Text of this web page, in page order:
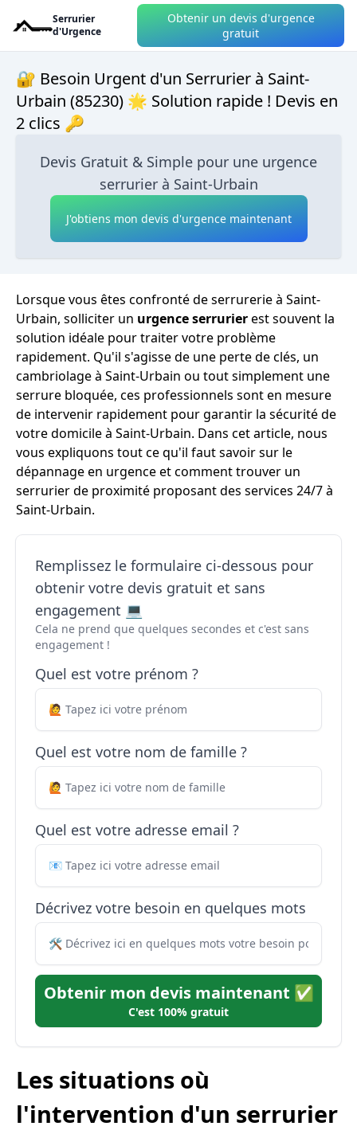
Serrurier
d'Urgence
Obtenir un devis d'urgence
gratuit
🔐 Besoin Urgent d'un Serrurier à Saint-
Urbain (85230) 🌟 Solution rapide ! Devis en
2 clics 🔑
Devis Gratuit & Simple pour une urgence
serrurier à Saint-Urbain
J'obtiens mon devis d'urgence maintenant
Lorsque vous êtes confronté de serrurerie à Saint-
Urbain, solliciter un urgence serrurierest souvent la
solution idéale pour traiter votre problème
rapidement. Qu'il s'agisse de une perte de clés, un
cambriolage à Saint-Urbain ou tout simplement une
serrure bloquée, ces professionnels sont en mesure
de intervenir rapidement pour garantir la sécurité de
votre domicile à Saint-Urbain. Dans cet article, nous
vous expliquons tout ce qu'il faut savoir sur le
dépannage en urgence et comment trouver un
serrurier de proximité proposant des services 24/7 à
Saint-Urbain.
Remplissez le formulaire ci-dessous pour
obtenir votre devis gratuit et sans
engagement 💻
Cela ne prend que quelques secondes et c'est sans
engagement !
Quel est votre prénom ?
Quel est votre nom de famille ?
Quel est votre adresse email ?
Décrivez votre besoin en quelques mots
Obtenir mon devis maintenant ✅
C'est 100% gratuit
Les situations où
l'intervention d'un serrurier